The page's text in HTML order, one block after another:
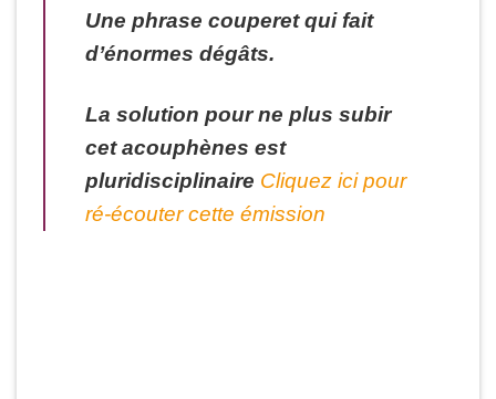
Une phrase couperet qui fait
d’énormes dégâts.
La solution pour ne plus subir
cet acouphènes est
pluridisciplinaire Cliquez ici pour
ré-écouter cette émission